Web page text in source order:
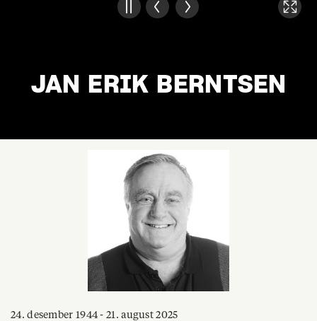
JAN ERIK BERNTSEN
24. desember 1944 - 21. august 2025